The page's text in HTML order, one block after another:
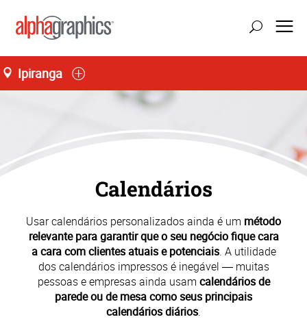
Ipiranga
Calendários
Usar calendários personalizados ainda é um método
relevante para garantir que o seu negócio fique cara
a cara com clientes atuais e potenciais. A utilidade
dos calendários impressos é inegável ― muitas
pessoas e empresas ainda usam calendários de
parede ou de mesa como seus principais
calendários diários.